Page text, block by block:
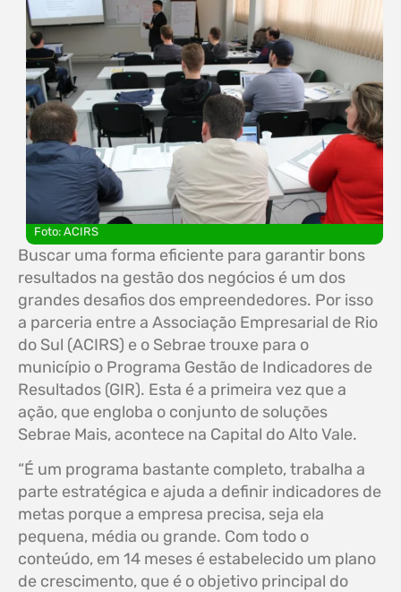
Foto: ACIRS
Buscar uma forma eficiente para garantir bons
resultados na gestão dos negócios é um dos
grandes desafios dos empreendedores. Por isso
a parceria entre a Associação Empresarial de Rio
do Sul (ACIRS) e o Sebrae trouxe para o
município o Programa Gestão de Indicadores de
Resultados (GIR). Esta é a primeira vez que a
ação, que engloba o conjunto de soluções
Sebrae Mais, acontece na Capital do Alto Vale.
“É um programa bastante completo, trabalha a
parte estratégica e ajuda a definir indicadores de
metas porque a empresa precisa, seja ela
pequena, média ou grande. Com todo o
conteúdo, em 14 meses é estabelecido um plano
de crescimento, que é o objetivo principal do